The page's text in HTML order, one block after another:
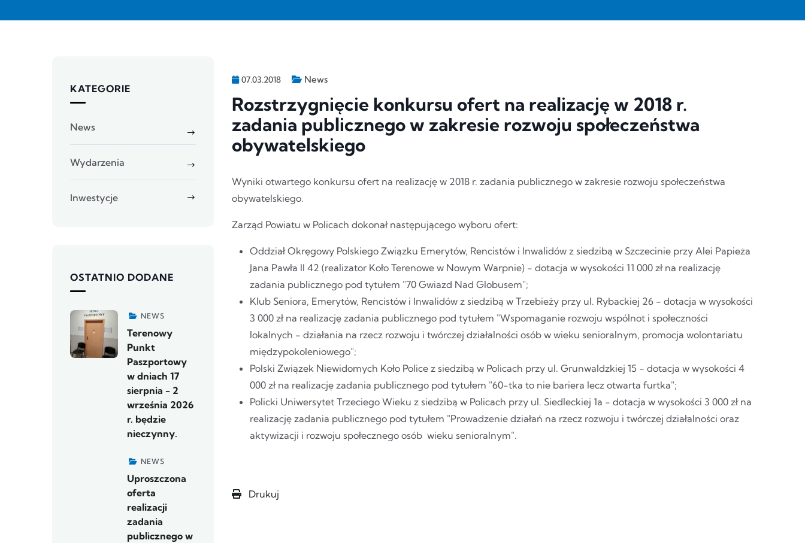
07.03.2018 News
Rozstrzygnięcie konkursu ofert na realizację w 2018 r.
zadania publicznego w zakresie rozwoju społeczeństwa
obywatelskiego
Wyniki otwartego konkursu ofert na realizację w 2018 r. zadania publicznego w zakresie rozwoju społeczeństwa
obywatelskiego.
Zarząd Powiatu w Policach dokonał następującego wyboru ofert:
Oddział Okręgowy Polskiego Związku Emerytów, Rencistów i Inwalidów z siedzibą w Szczecinie przy Alei Papieża
Jana Pawła II 42 (realizator Koło Terenowe w Nowym Warpnie) - dotacja w wysokości 11 000 zł na realizację
zadania publicznego pod tytułem "70 Gwiazd Nad Globusem";
Klub Seniora, Emerytów, Rencistów i Inwalidów z siedzibą w Trzebieży przy ul. Rybackiej 26 - dotacja w wysokości
3 000 zł na realizację zadania publicznego pod tytułem "Wspomaganie rozwoju wspólnot i społeczności
lokalnych - działania na rzecz rozwoju i twórczej działalności osób w wieku senioralnym, promocja wolontariatu
międzypokoleniowego";
Polski Związek Niewidomych Koło Police z siedzibą w Policach przy ul. Grunwaldzkiej 15 - dotacja w wysokości 4
000 zł na realizację zadania publicznego pod tytułem "60-tka to nie bariera lecz otwarta furtka";
Policki Uniwersytet Trzeciego Wieku z siedzibą w Policach przy ul. Siedleckiej 1a - dotacja w wysokości 3 000 zł na
realizację zadania publicznego pod tytułem "Prowadzenie działań na rzecz rozwoju i twórczej działalności oraz
aktywizacji i rozwoju społecznego osób wieku senioralnym".
Drukuj
KATEGORIE
News
Wydarzenia
Inwestycje
OSTATNIO DODANE
NEWS
Terenowy
Punkt
Paszportowy
w dniach 17
sierpnia - 2
września 2026
r. będzie
nieczynny.
NEWS
Uproszczona
oferta
realizacji
zadania
publicznego w